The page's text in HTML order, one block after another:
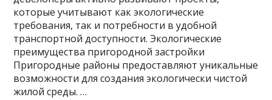
которые учитывают как экологические
требования, так и потребности в удобной
транспортной доступности. Экологические
преимущества пригородной застройки
Пригородные районы предоставляют уникальные
возможности для создания экологически чистой
жилой среды. …